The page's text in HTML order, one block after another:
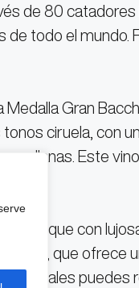
de 80
de todo el mundo.
Medalla Gran
ciruela, con
Este
boutique con
que ofrece
las cuales puedes